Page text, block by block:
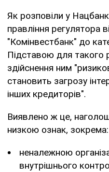
Як розповіли у
правління регулятора
"Комінвестбанк" до
Підставою для такого
здійснення ним
становить загрозу
інших кредиторів".
Виявлено ж це,
низкою ознак, зокрема:
неналежною
внутрішнього